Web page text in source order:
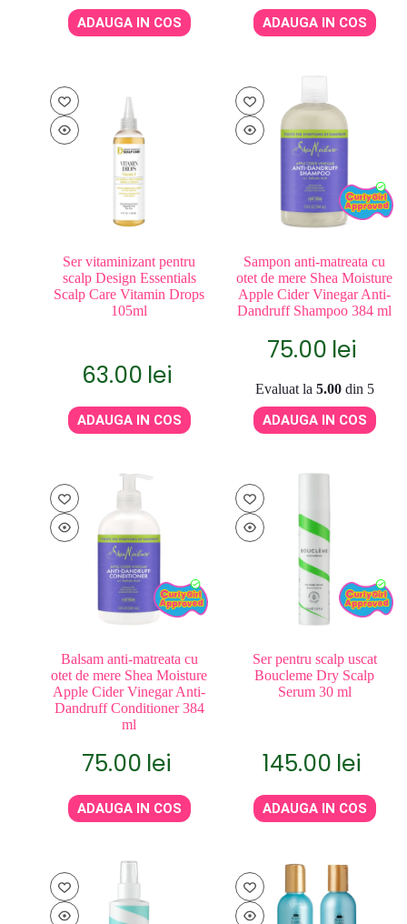
ADAUGA IN COS ADAUGA IN COS
Ser vitaminizant pentru
scalp Design Essentials
Scalp Care Vitamin Drops
105ml
63.00 lei
ADAUGA IN COS
Sampon anti-matreata cu
otet de mere Shea Moisture
Apple Cider Vinegar Anti-
Dandruff Shampoo 384 ml
75.00 lei
Evaluat la 5.00din 5
ADAUGA IN COS
Balsam anti-matreata cu
otet de mere Shea Moisture
Apple Cider Vinegar Anti-
Dandruff Conditioner 384
ml
75.00 lei
ADAUGA IN COS
Ser pentru scalp uscat
Boucleme Dry Scalp
Serum 30 ml
145.00 lei
ADAUGA IN COS